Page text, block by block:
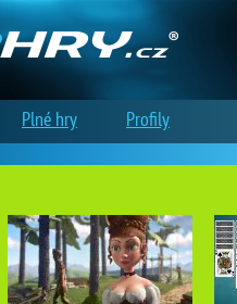
Plné hry Profily